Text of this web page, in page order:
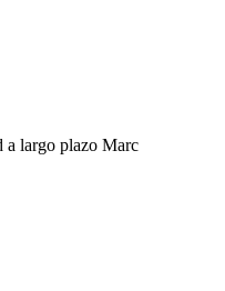
a largo plazo Marc